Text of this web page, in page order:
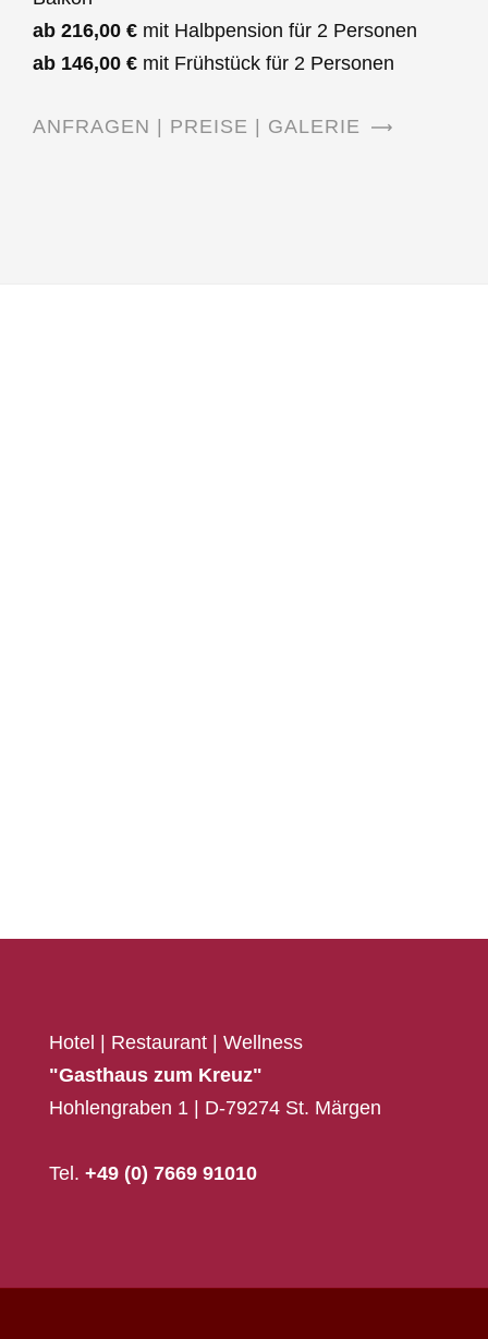
ab 216,00 € mit Halbpension für 2 Personen
ab 146,00 € mit Frühstück für 2 Personen
ANFRAGEN | PREISE | GALERIE
Hotel | Restaurant | Wellness
"Gasthaus zum Kreuz"
Hohlengraben 1 | D-79274 St. Märgen
Tel. +49 (0) 7669 91010